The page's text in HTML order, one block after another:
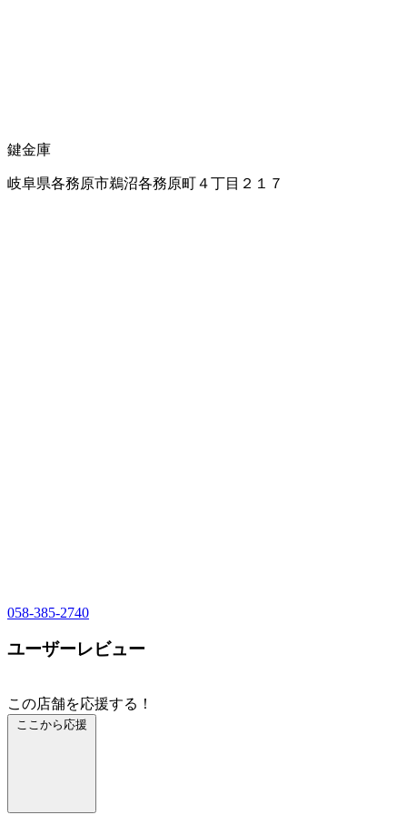
鍵金庫
岐阜県各務原市鵜沼各務原町４丁目２１７
058-385-2740
ユーザーレビュー
この店舗を応援する！
ここから応援